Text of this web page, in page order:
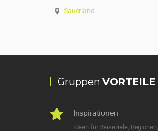
Sauerland
Gruppen VORTEILE
Inspirationen
Ideen für Reiseziele, Regionen,